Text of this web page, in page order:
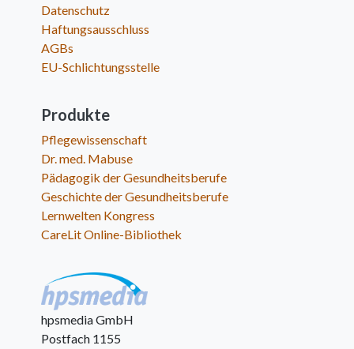
Datenschutz
Haftungsausschluss
AGBs
EU-Schlichtungsstelle
Produkte
Pflegewissenschaft
Dr. med. Mabuse
Pädagogik der Gesundheitsberufe
Geschichte der Gesundheitsberufe
Lernwelten Kongress
CareLit Online-Bibliothek
hpsmedia GmbH
Postfach 1155